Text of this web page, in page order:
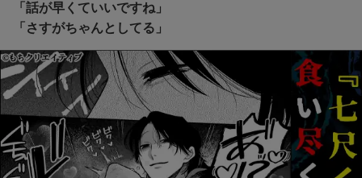
「話が早くていいですね」
「さすがちゃんとしてる」